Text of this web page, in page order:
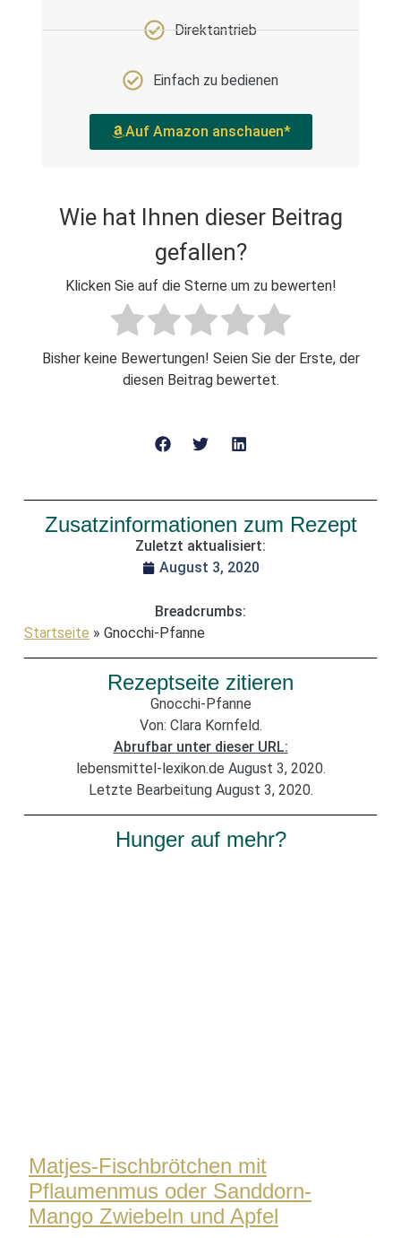
Direktantrieb
Einfach zu bedienen
Auf Amazon anschauen*
Wie hat Ihnen dieser Beitrag
gefallen?
Klicken Sie auf die Sterne um zu bewerten!
Bisher keine Bewertungen! Seien Sie der Erste, der
diesen Beitrag bewertet.
Zusatzinformationen zum Rezept
Zuletzt aktualisiert:
August 3, 2020
Breadcrumbs:
Startseite » Gnocchi-Pfanne
Rezeptseite zitieren
Gnocchi-Pfanne
Von: Clara Kornfeld.
Abrufbar unter dieser URL:
lebensmittel-lexikon.de August 3, 2020.
Letzte Bearbeitung August 3, 2020.
Hunger auf mehr?
Matjes-Fischbrötchen mit
Pflaumenmus oder Sanddorn-
Mango Zwiebeln und Apfel